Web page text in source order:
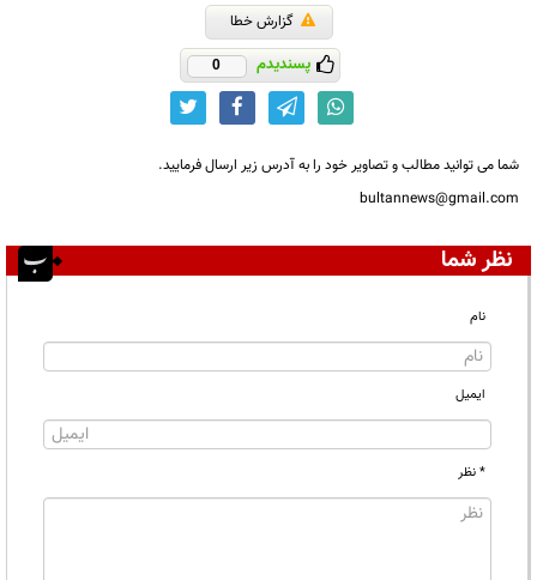
گزارش خطا
پسندیدم 0
شما می توانید مطالب و تصاویر خود را به آدرس زیر ارسال فرمایید.
bultannews@gmail.com
نظر شما
نام
ایمیل
* نظر